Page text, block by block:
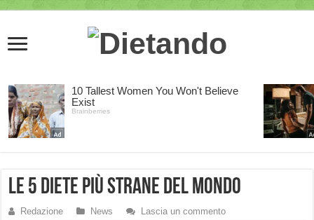
Le 5 diete più strane del mondo
Redazione News Lascia un commento